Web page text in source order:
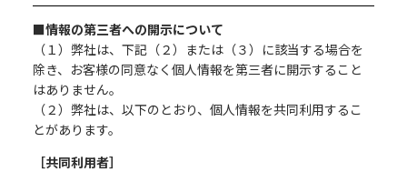
■情報の第三者への開示について
（１）弊社は、下記（２）または（３）に該当する場合を
除き、お客様の同意なく個人情報を第三者に開示すること
はありません。
（２）弊社は、以下のとおり、個人情報を共同利用するこ
とがあります。
［共同利用者］